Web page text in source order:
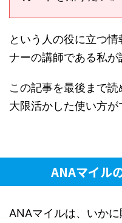
という人の役に立つ
ナーの講師である私が
この記事を最後まで
大限活かした使い方が
ANAマイル
ANAマイルは、いか